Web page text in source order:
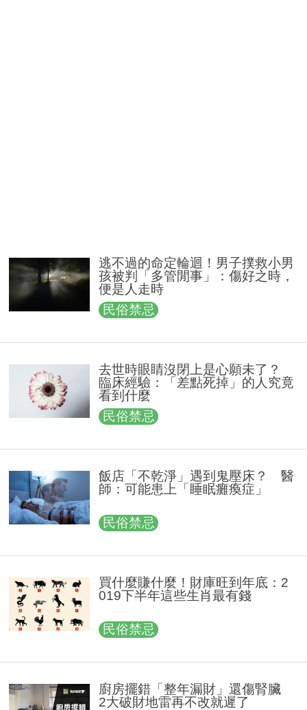
逃不過的命定輪迴！男子撲救小男
孩被判「多管閒事」：傷好之時，
便是人走時
民俗禁忌
去世時眼睛沒閉上是心願未了？
臨床經驗：「差點死掉」的人究竟
看到什麼
民俗禁忌
飯店「不乾淨」遇到鬼壓床？ 醫
師：可能患上「睡眠癱瘓症」
民俗禁忌
買什麼賺什麼！財庫旺到年底：2
019下半年這些生肖最有錢
民俗禁忌
廚房擺錯「整年漏財」還傷腎臟
2大破財地雷再不改就遲了